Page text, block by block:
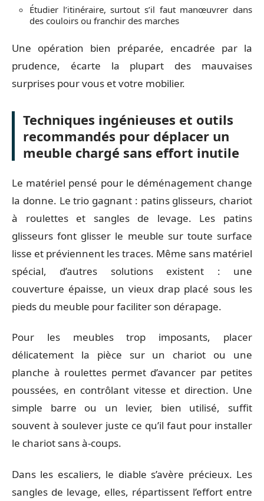
Étudier l’itinéraire, surtout s’il faut manœuvrer dans
des couloirs ou franchir des marches
Une opération bien préparée, encadrée par la
prudence, écarte la plupart des mauvaises
surprises pour vous et votre mobilier.
Techniques ingénieuses et outils
recommandés pour déplacer un
meuble chargé sans effort inutile
Le matériel pensé pour le déménagement change
la donne. Le trio gagnant : patins glisseurs, chariot
à roulettes et sangles de levage. Les patins
glisseurs font glisser le meuble sur toute surface
lisse et préviennent les traces. Même sans matériel
spécial, d’autres solutions existent : une
couverture épaisse, un vieux drap placé sous les
pieds du meuble pour faciliter son dérapage.
Pour les meubles trop imposants, placer
délicatement la pièce sur un chariot ou une
planche à roulettes permet d’avancer par petites
poussées, en contrôlant vitesse et direction. Une
simple barre ou un levier, bien utilisé, suffit
souvent à soulever juste ce qu’il faut pour installer
le chariot sans à-coups.
Dans les escaliers, le diable s’avère précieux. Les
sangles de levage, elles, répartissent l’effort entre